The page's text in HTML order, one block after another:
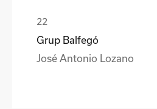
Grup Balfegó
José Antonio Lozano